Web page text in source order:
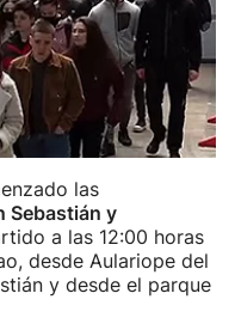
las
Sebastián y
a las 12:00 horas
desde Aulariope del
y desde el parque